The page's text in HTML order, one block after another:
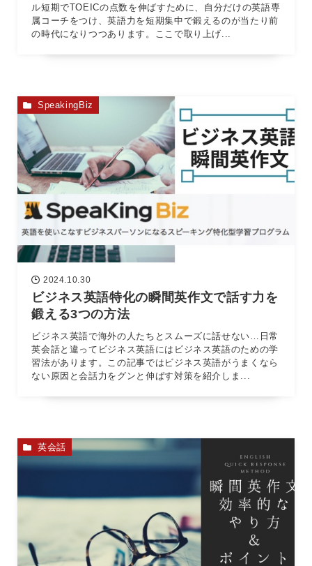
ル短期でTOEICの点数を伸ばすために、自分だけの英語専
属コーチをつけ、英語力を短期集中で鍛えるのが当たり前
の時代になりつつあります。ここで取り上げ...
2024.10.30
ビジネス英語特化の瞬間英作文で話す力を
鍛える3つの方法
ビジネス英語で海外の人たちとスムーズに話せない…日常
英会話と違ってビジネス英語にはビジネス英語のための学
習法があります。この記事ではビジネス英語がうまくなら
ない原因と会話力をグンと伸ばす対策を紹介しま...
SpeakingBiz
英会話